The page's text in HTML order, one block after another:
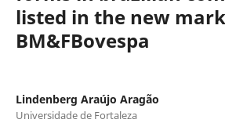
listed in the new
BM&FBovespa
Lindenberg Araújo Aragão
Universidade de Fortaleza